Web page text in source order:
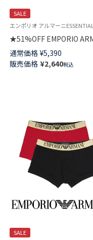
SALE
★51%OFF EMPORIO
エッセンシャル マイクロ
バー ボクサーパンツ 前閉
サイズ メンズ 54097197
通常価格 ¥5,390
販売価格 ¥2,640税込
SALE